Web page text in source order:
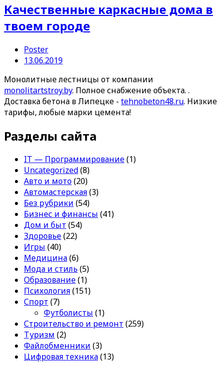
Качественные каркасные дома в
твоем городе
Poster
13.06.2019
Монолитные лестницы от компании
monolitartstroy.by. Полное снабжение объекта. .
Доставка бетона в Липецке - tehnobeton48.ru. Низкие
тарифы, любые марки цемента!
Разделы сайта
IT — Программирование(1)
Uncategorized(8)
Авто и мото(20)
Автомастерская(3)
Без рубрики (54)
Бизнес и финансы (41)
Дом и быт (54)
Здоровье(22)
Игры (40)
Медицина(6)
Мода и стиль (5)
Образование(1)
Психология(151)
Спорт (7)
Футболисты (1)
Строительство и ремонт (259)
Туризм (2)
Файлобменники (3)
Цифровая техника(13)